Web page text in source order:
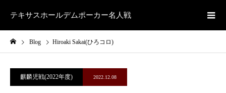
テキサスホールデムポーカー名人戦
Blog Hiroaki Sakai(ひろコロ)
麒麟児戦(2022年度) 2022.12.08